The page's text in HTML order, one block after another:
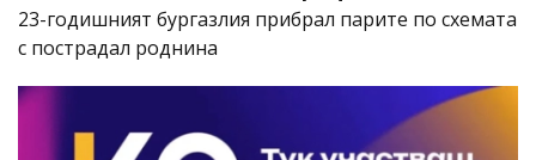
23-годишният бургазлия прибрал парите по схемата
с пострадал роднина